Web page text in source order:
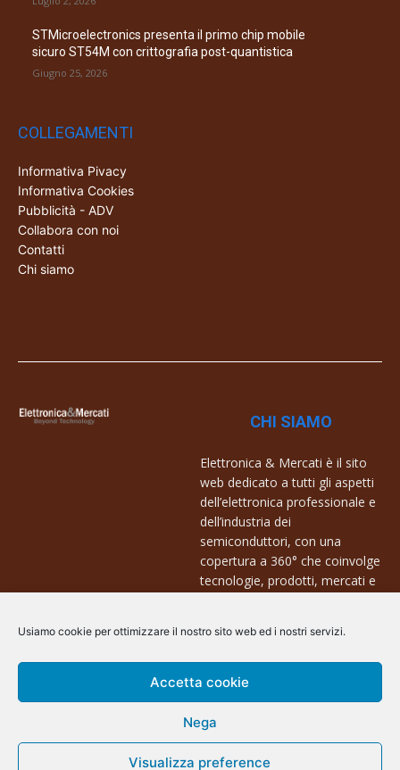
Usiamo cookie per ottimizzare il nostro sito web ed i nostri servizi.
Accetta cookie
Nega
Visualizza preference
STMicroelectronics presenta il primo chip mobile
sicuro ST54M con crittografia post-quantistica
Giugno 25, 2026
COLLEGAMENTI
Informativa Pivacy
Informativa Cookies
Pubblicità - ADV
Collabora con noi
Contatti
Chi siamo
CHI SIAMO
Elettronica & Mercati è il sito
web dedicato a tutti gli aspetti
dell’elettronica professionale e
dell’industria dei
semiconduttori, con una
copertura a 360° che coinvolge
tecnologie, prodotti, mercati e
Contatti:
info@arscommunication.it
@ArsCommunication 2023